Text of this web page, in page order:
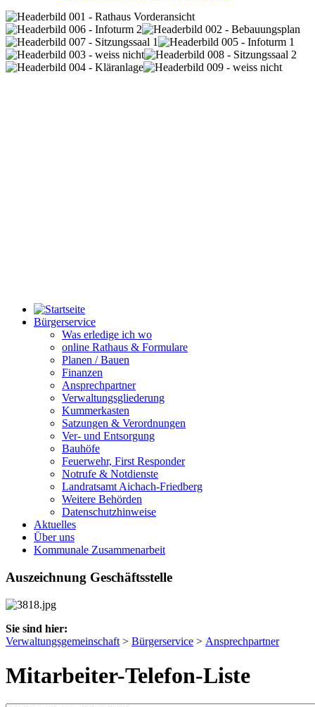
Bürgerservice
Was erledige ich wo
online Rathaus & Formulare
Planen / Bauen
Finanzen
Ansprechpartner
Verwaltungsgliederung
Kummerkasten
Satzungen & Verordnungen
Ver- und Entsorgung
Bauhöfe
Feuerwehr, First Responder
Notrufe & Notdienste
Landratsamt Aichach-Friedberg
Weitere Behörden
Datenschutzhinweise
Aktuelles
Über uns
Kommunale Zusammenarbeit
Auszeichnung Geschäftsstelle
Sie sind hier:
Verwaltungsgemeinschaft > Bürgerservice > Ansprechpartner
Mitarbeiter-Telefon-Liste